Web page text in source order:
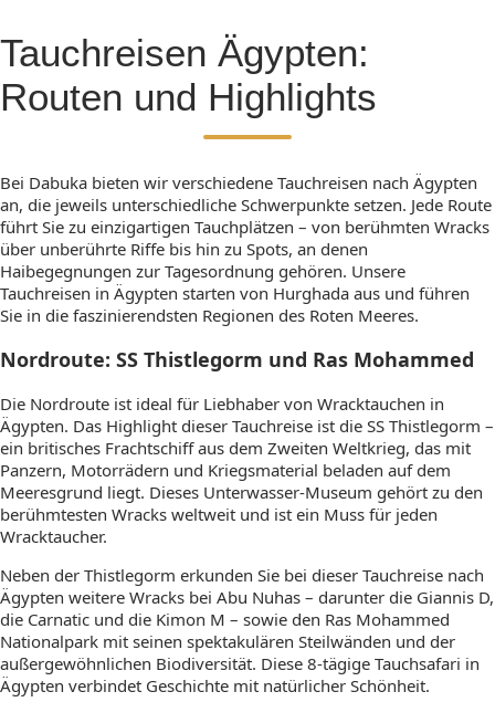
Tauchreisen Ägypten:
Routen und Highlights
Bei Dabuka bieten wir verschiedene Tauchreisen nach Ägypten
an, die jeweils unterschiedliche Schwerpunkte setzen. Jede Route
führt Sie zu einzigartigen Tauchplätzen – von berühmten Wracks
über unberührte Riffe bis hin zu Spots, an denen
Haibegegnungen zur Tagesordnung gehören. Unsere
Tauchreisen in Ägypten starten von Hurghada aus und führen
Sie in die faszinierendsten Regionen des Roten Meeres.
Nordroute: SS Thistlegorm und Ras Mohammed
Die Nordroute ist ideal für Liebhaber von Wracktauchen in
Ägypten. Das Highlight dieser Tauchreise ist die SS Thistlegorm –
ein britisches Frachtschiff aus dem Zweiten Weltkrieg, das mit
Panzern, Motorrädern und Kriegsmaterial beladen auf dem
Meeresgrund liegt. Dieses Unterwasser-Museum gehört zu den
berühmtesten Wracks weltweit und ist ein Muss für jeden
Wracktaucher.
Neben der Thistlegorm erkunden Sie bei dieser Tauchreise nach
Ägypten weitere Wracks bei Abu Nuhas – darunter die Giannis D,
die Carnatic und die Kimon M – sowie den Ras Mohammed
Nationalpark mit seinen spektakulären Steilwänden und der
außergewöhnlichen Biodiversität. Diese 8-tägige Tauchsafari in
Ägypten verbindet Geschichte mit natürlicher Schönheit.